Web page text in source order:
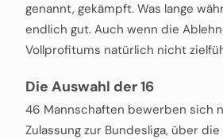
genannt, gekämpft. Was lange
endlich gut. Auch wenn die
Vollprofitums natürlich nicht
Die Auswahl der 16
46 Mannschaften bewerben sich
Zulassung zur Bundesliga, über